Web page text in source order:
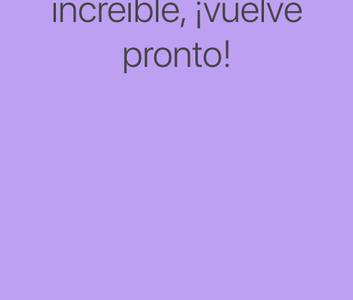
pronto!